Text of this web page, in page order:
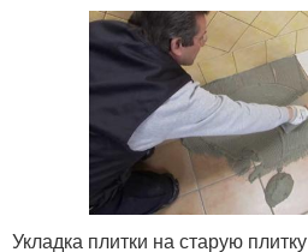
Укладка плитки на старую плитку